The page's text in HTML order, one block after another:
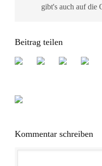
gibt's auch auf die
Beitrag teilen
Kommentar schreiben